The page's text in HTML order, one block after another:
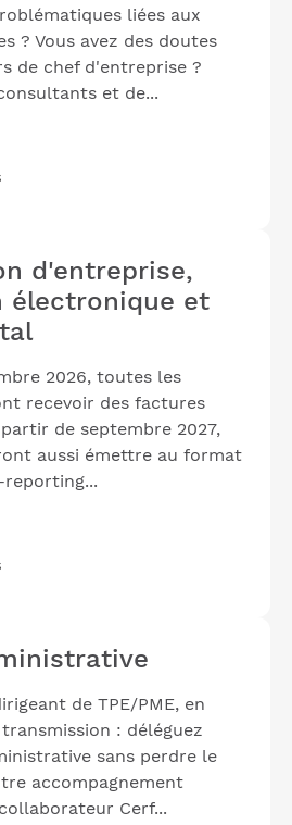
liées aux
? Vous avez des doutes
de chef d'entreprise ?
et de...
d'entreprise,
électronique et
2026, toutes les
recevoir des factures
de septembre 2027,
aussi émettre au format
de TPE/PME, en
: déléguez
sans perdre le
accompagnement
Cerf...